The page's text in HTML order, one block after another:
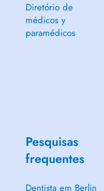
Diretório de
médicos y
paramédicos
Pesquisas
frequentes
Dentista em Berlin